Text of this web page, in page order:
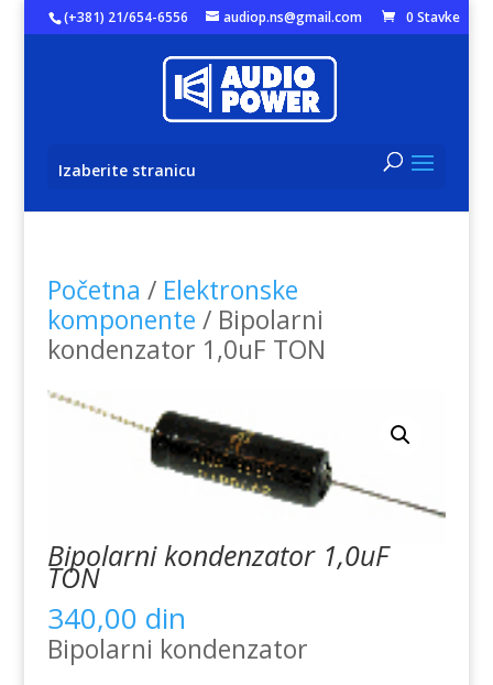
(+381) 21/654-6556 audiop.ns@gmail.com 0 Stavke
Izaberite stranicu
Početna / Elektronske
komponente / Bipolarni
kondenzator 1,0uF TON
Bipolarni kondenzator 1,0uF
TON
340,00 din
Bipolarni kondenzator